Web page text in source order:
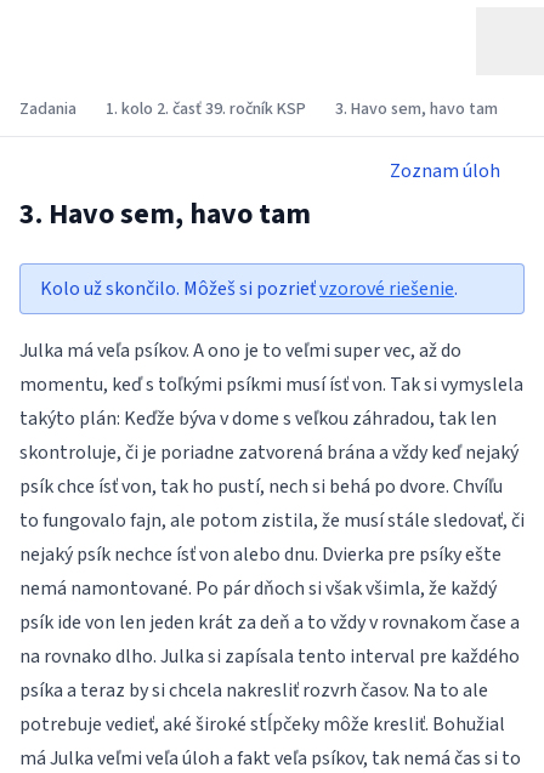
Zadania 1. kolo 2. časť 39. ročník KSP 3. Havo sem, havo tam
Zoznam úloh
3. Havo sem, havo tam
Kolo už skončilo. Môžeš si pozrieťvzorové riešenie.
Julka má veľa psíkov. A ono je to veľmi super vec, až do
momentu, keď s toľkými psíkmi musí ísť von. Tak si vymyslela
takýto plán: Keďže býva v dome s veľkou záhradou, tak len
skontroluje, či je poriadne zatvorená brána a vždy keď nejaký
psík chce ísť von, tak ho pustí, nech si behá po dvore. Chvíľu
to fungovalo fajn, ale potom zistila, že musí stále sledovať, či
nejaký psík nechce ísť von alebo dnu. Dvierka pre psíky ešte
nemá namontované. Po pár dňoch si však všimla, že každý
psík ide von len jeden krát za deň a to vždy v rovnakom čase a
na rovnako dlho. Julka si zapísala tento interval pre každého
psíka a teraz by si chcela nakresliť rozvrh časov. Na to ale
potrebuje vedieť, aké široké stĺpčeky môže kresliť. Bohužial
má Julka veľmi veľa úloh a fakt veľa psíkov, tak nemá čas si to